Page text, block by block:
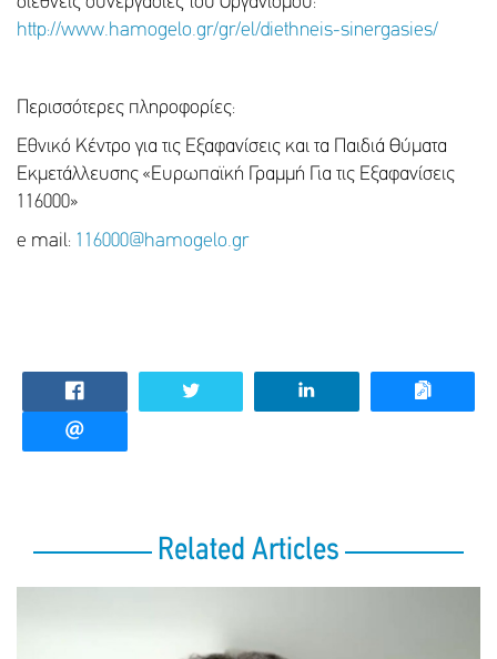
http://www.hamogelo.gr/gr/el/diethneis-sinergasies/
Περισσότερες πληροφορίες:
Εθνικό Κέντρο για τις Εξαφανίσεις και τα Παιδιά Θύματα
Εκμετάλλευσης «Ευρωπαϊκή Γραμμή Για τις Εξαφανίσεις
116000»
e mail: 116000@hamogelo.gr
Related Articles